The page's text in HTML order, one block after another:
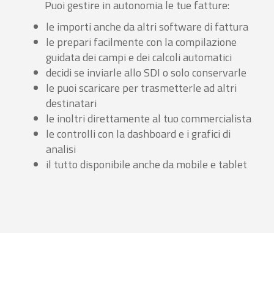
Puoi gestire in autonomia le tue fatture:
le importi anche da altri software di fattura
le prepari facilmente con la compilazione
guidata dei campi e dei calcoli automatici
decidi se inviarle allo SDI o solo conservarle
le puoi scaricare per trasmetterle ad altri
destinatari
le inoltri direttamente al tuo commercialista
le controlli con la dashboard e i grafici di
analisi
il tutto disponibile anche da mobile e tablet